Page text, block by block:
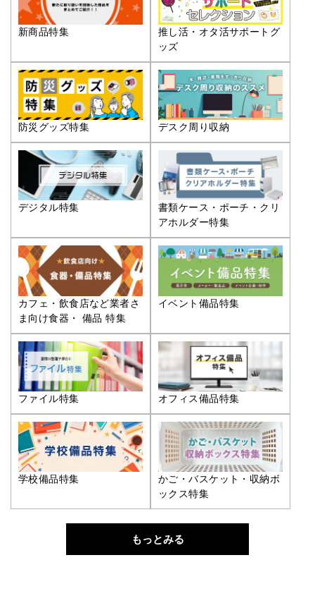
新商品特集
推し活・オタ活サポートグ
ッズ
防災グッズ特集 デスク周り収納
デジタル特集
書類ケース・ポーチ・クリ
アホルダー特集
カフェ・飲食店など業者さ
ま向け食器・ 備品 特集
イベント備品特集
ファイル特集 オフィス備品特集
学校備品特集
かご・バスケット・収納ボ
ックス特集
もっとみる